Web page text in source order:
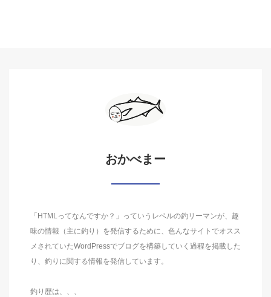
おかべまー
「HTMLってなんですか？」っていうレベルの釣リーマンが、趣
味の情報（主に釣り）を発信するために、色んなサイトでオスス
メされていたWordPressでブログを構築していく過程を掲載した
り、釣りに関する情報を発信しています。
釣り歴は、、、